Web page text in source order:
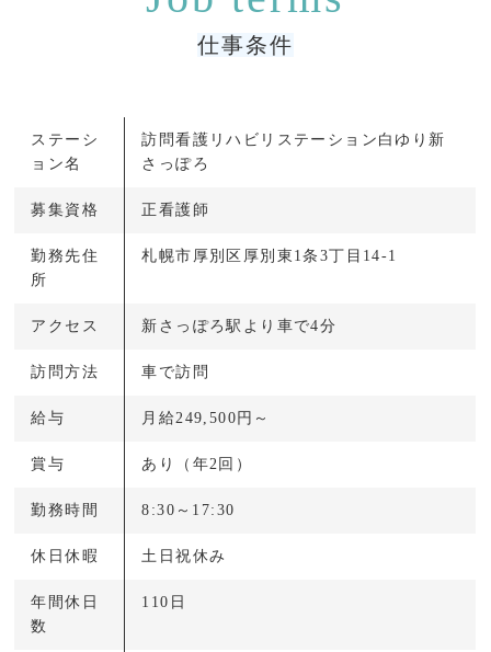
仕事条件
ステーシ
ョン名
訪問看護リハビリステーション白ゆり新
さっぽろ
募集資格 正看護師
勤務先住
所
札幌市厚別区厚別東1条3丁目14-1
アクセス 新さっぽろ駅より車で4分
訪問方法 車で訪問
給与 月給249,500円～
賞与 あり（年2回）
勤務時間 8:30～17:30
休日休暇 土日祝休み
年間休日
数
110日